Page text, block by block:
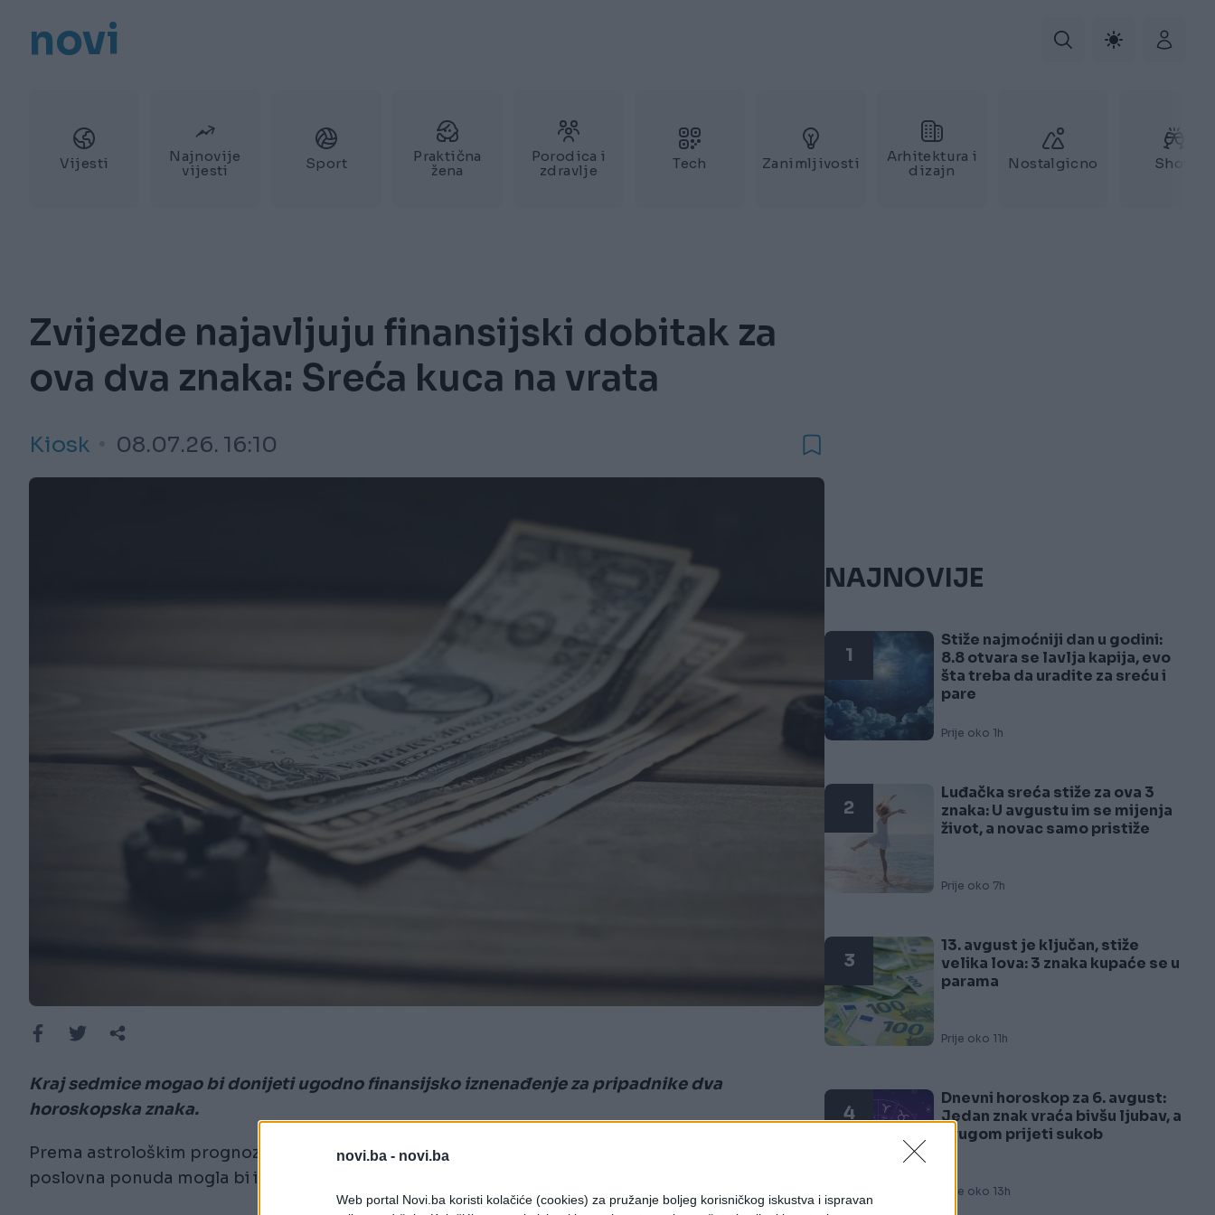
novi.ba - novi.ba
Web portal Novi.ba koristi kolačiće (cookies) za pružanje boljeg korisničkog iskustva i ispravan
novi
Vijesti
Najnovije
vijesti
Sport
Praktična
žena
Porodica i
zdravlje
Tech Zanimljivosti
Arhitektura i
dizajn
Nostalgicno Show
Zvijezde najavljuju finansijski dobitak za
ova dva znaka: Sreća kuca na vrata
Kiosk 08.07.26. 16:10
Kraj sedmice mogao bi donijeti ugodno finansijsko iznenađenje za pripadnike dva
horoskopska znaka.
Prema astrološkim prognozama, Bikovi i Jarčevi imaju priliku ostvariti dodatnu zaradu, a jedna
poslovna ponuda mogla bi im otvoriti vrata novih mogućnosti.
NAJNOVIJE
1
Stiže najmoćniji dan u godini:
8.8 otvara se lavlja kapija, evo
šta treba da uradite za sreću i
pare
Prije oko 1h
2
Luđačka sreća stiže za ova 3
znaka: U avgustu im se mijenja
život, a novac samo pristiže
Prije oko 7h
3
13. avgust je ključan, stiže
velika lova: 3 znaka kupaće se u
parama
Prije oko 11h
4
Dnevni horoskop za 6. avgust:
Jedan znak vraća bivšu ljubav, a
drugom prijeti sukob
Prije oko 13h